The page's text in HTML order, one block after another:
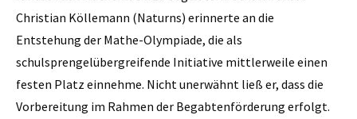
Christian Köllemann (Naturns) erinnerte an die
Entstehung der Mathe-Olympiade, die als
schulsprengelübergreifende Initiative mittlerweile einen
festen Platz einnehme. Nicht unerwähnt ließ er, dass die
Vorbereitung im Rahmen der Begabtenförderung erfolgt.